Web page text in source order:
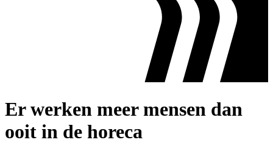
Er werken meer mensen dan
ooit in de horeca